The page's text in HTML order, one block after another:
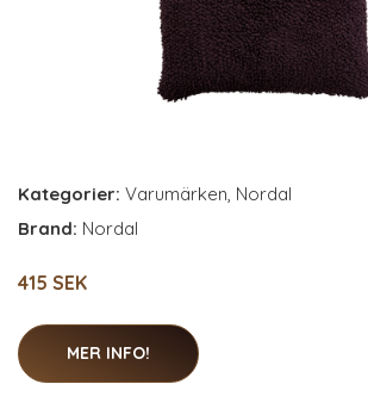
Kategorier: Varumärken, Nordal
Brand: Nordal
415 SEK
MER INFO!